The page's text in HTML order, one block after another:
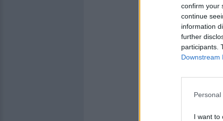
confirm your
continue
information
further
participants.
Downstream
I want to